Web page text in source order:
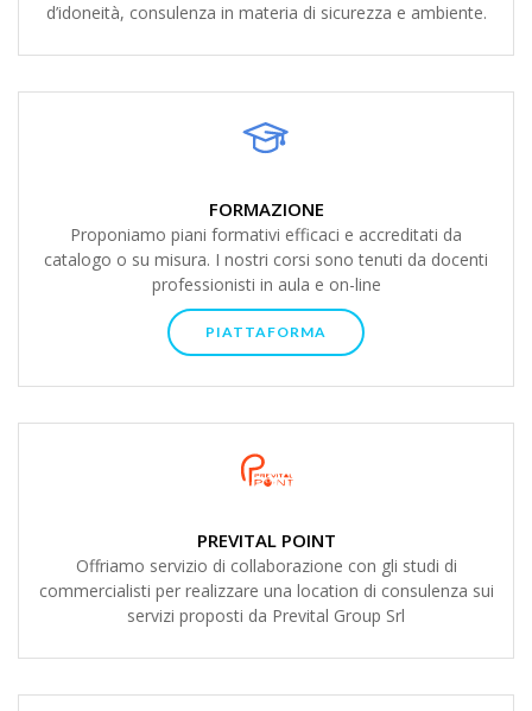
d’idoneità, consulenza in materia di sicurezza e ambiente.
FORMAZIONE
Proponiamo piani formativi efficaci e accreditati da
catalogo o su misura. I nostri corsi sono tenuti da docenti
professionisti in aula e on-line
PIATTAFORMA
PREVITAL POINT
Offriamo servizio di collaborazione con gli studi di
commercialisti per realizzare una location di consulenza sui
servizi proposti da Prevital Group Srl